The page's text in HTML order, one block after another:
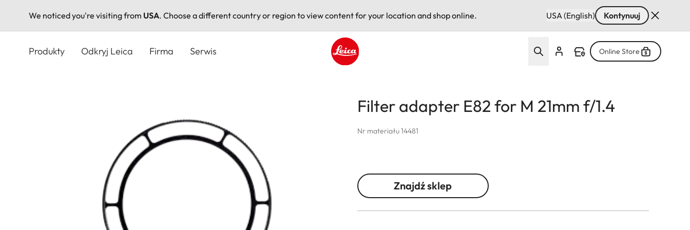
We noticed you're visiting from USA. Choose a different country or region to view content for your location and shop online. USA (English) Kontynuuj
Produkty Odkryj Leica Firma Serwis Online Store
Filter adapter E82 for M 21mm f/1.4
Nr materiału 14481
Znajdź sklep